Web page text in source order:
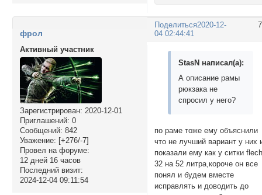
Поделиться2020-12-
04 02:44:41
фрол
Активный участник
Зарегистрирован: 2020-12-01
Приглашений: 0
Сообщений: 842
Уважение: [+276/-7]
Провел на форуме:
12 дней 16 часов
Последний визит:
2024-12-04 09:11:54
StasN написал(а):
А описание рамы
рюкзака не
спросил у него?
по раме тоже ему объяснили
что не лучший вариант у них
показали ему как у ситки
32 на 52 литра,короче он все
понял и будем вместе
исправлять и доводить до